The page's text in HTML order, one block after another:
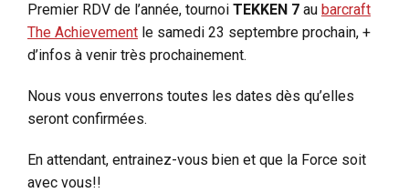
Premier RDV de l’année, tournoi TEKKEN 7 au barcraft
The Achievement le samedi 23 septembre prochain, +
d’infos à venir très prochainement.
Nous vous enverrons toutes les dates dès qu’elles
seront confirmées.
En attendant, entrainez-vous bien et que la Force soit
avec vous!!